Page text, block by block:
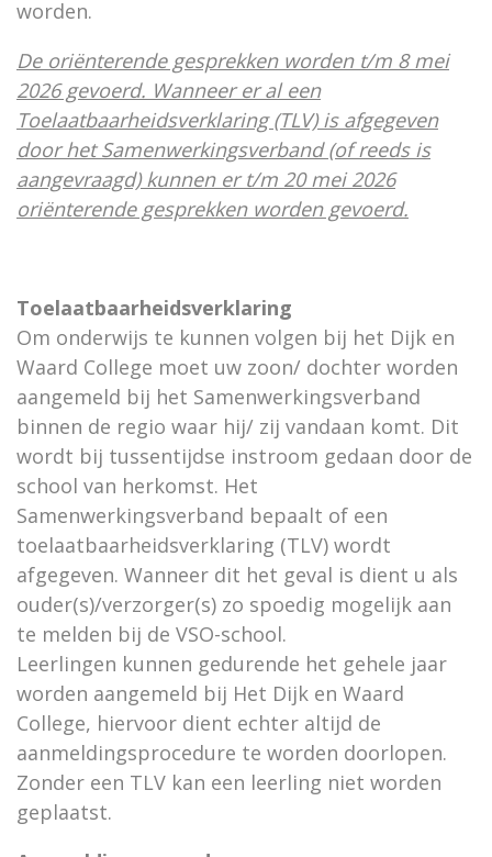
worden.
De oriënterende gesprekken worden t/m 8 mei
2026 gevoerd. Wanneer er al een
Toelaatbaarheidsverklaring (TLV) is afgegeven
door het Samenwerkingsverband (of reeds is
aangevraagd) kunnen er t/m 20 mei 2026
oriënterende gesprekken worden gevoerd.
Toelaatbaarheidsverklaring
Om onderwijs te kunnen volgen bij het Dijk en
Waard College moet uw zoon/ dochter worden
aangemeld bij het Samenwerkingsverband
binnen de regio waar hij/ zij vandaan komt. Dit
wordt bij tussentijdse instroom gedaan door de
school van herkomst. Het
Samenwerkingsverband bepaalt of een
toelaatbaarheidsverklaring (TLV) wordt
afgegeven. Wanneer dit het geval is dient u als
ouder(s)/verzorger(s) zo spoedig mogelijk aan
te melden bij de VSO-school.
Leerlingen kunnen gedurende het gehele jaar
worden aangemeld bij Het Dijk en Waard
College, hiervoor dient echter altijd de
aanmeldingsprocedure te worden doorlopen.
Zonder een TLV kan een leerling niet worden
geplaatst.